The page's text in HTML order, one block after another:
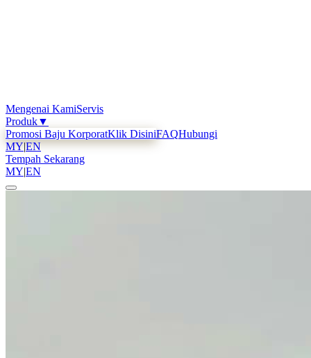
Mengenai KamiServis
Produk▼
Promosi Baju KorporatKlik DisiniFAQHubungi
MY|EN
Tempah Sekarang
MY|EN